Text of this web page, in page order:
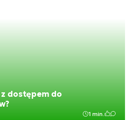
z dostępem do
1 min.